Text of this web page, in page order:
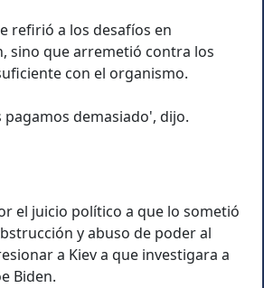
refirió a los desafíos en
sino que arremetió contra los
con el organismo.
demasiado', dijo.
el juicio político a que lo sometió
y abuso de poder al
a Kiev a que investigara a
Biden.